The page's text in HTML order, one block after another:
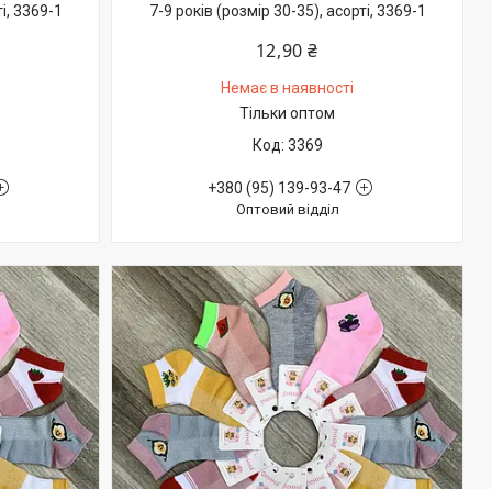
3369-1 7-9 років (розмір 30-35), асорті, 3369-1
12,90 ₴
Немає в наявності
Тільки оптом
3369
+380 (95) 139-93-47
Оптовий відділ